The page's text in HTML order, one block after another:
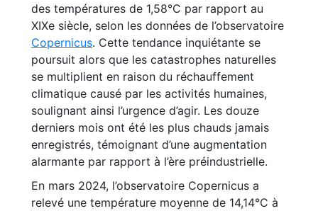
des températures de 1,58°C par rapport au
XIXe siècle, selon les données de l’observatoire
Copernicus. Cette tendance inquiétante se
poursuit alors que les catastrophes naturelles
se multiplient en raison du réchauffement
climatique causé par les activités humaines,
soulignant ainsi l’urgence d’agir. Les douze
derniers mois ont été les plus chauds jamais
enregistrés, témoignant d’une augmentation
alarmante par rapport à l’ère préindustrielle.
En mars 2024, l’observatoire Copernicus a
relevé une température moyenne de 14,14°C à